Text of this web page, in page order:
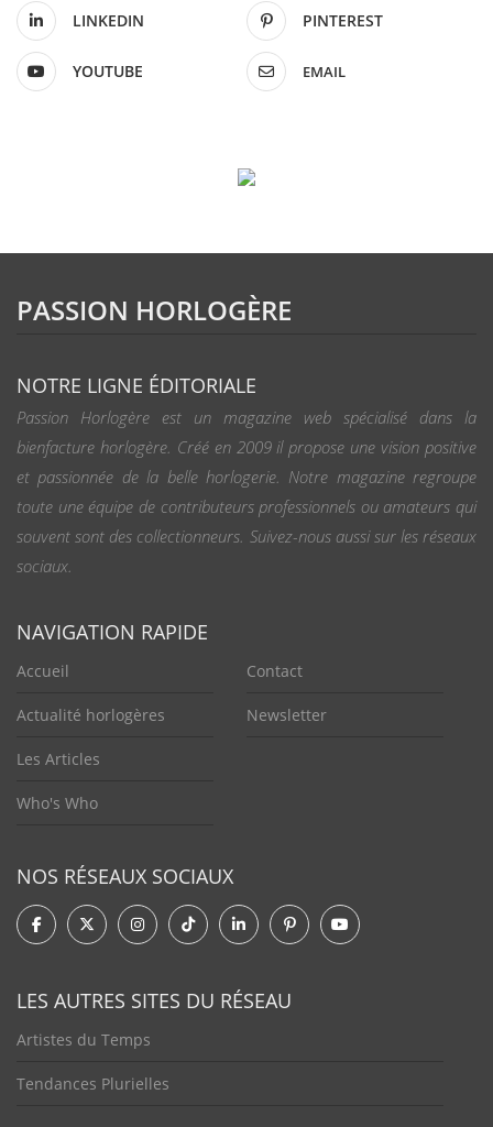
LINKEDIN PINTEREST
YOUTUBE EMAIL
PASSION HORLOGÈRE
NOTRE LIGNE ÉDITORIALE
Passion Horlogère est un magazine web spécialisé dans la
bienfacture horlogère. Créé en 2009 il propose une vision positive
et passionnée de la belle horlogerie. Notre magazine regroupe
toute une équipe de contributeurs professionnels ou amateurs qui
souvent sont des collectionneurs. Suivez-nous aussi sur les réseaux
sociaux.
NAVIGATION RAPIDE
Accueil
Actualité horlogères
Les Articles
Who's Who
Contact
Newsletter
NOS RÉSEAUX SOCIAUX
LES AUTRES SITES DU RÉSEAU
Artistes du Temps
Tendances Plurielles